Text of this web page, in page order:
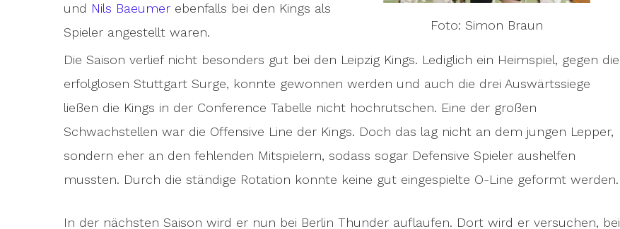
und Nils Baeumer ebenfalls bei den Kings als
Spieler angestellt waren.
Foto: Simon Braun
Die Saison verlief nicht besonders gut bei den Leipzig Kings. Lediglich ein Heimspiel, gegen die
erfolglosen Stuttgart Surge, konnte gewonnen werden und auch die drei Auswärtssiege
ließen die Kings in der Conference Tabelle nicht hochrutschen. Eine der großen
Schwachstellen war die Offensive Line der Kings. Doch das lag nicht an dem jungen Lepper,
sondern eher an den fehlenden Mitspielern, sodass sogar Defensive Spieler aushelfen
mussten. Durch die ständige Rotation konnte keine gut eingespielte O-Line geformt werden.
In der nächsten Saison wird er nun bei Berlin Thunder auflaufen. Dort wird er versuchen, bei